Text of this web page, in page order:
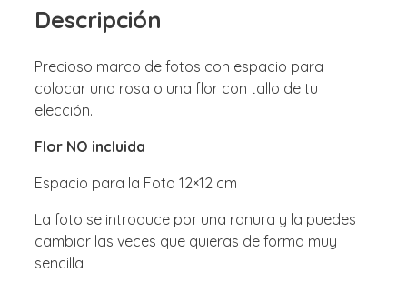
en
cantidad
Descripción
Precioso marco de fotos con espacio para
colocar una rosa o una flor con tallo de tu
elección.
Flor NO incluida
Espacio para la Foto 12×12 cm
La foto se introduce por una ranura y la puedes
cambiar las veces que quieras de forma muy
sencilla